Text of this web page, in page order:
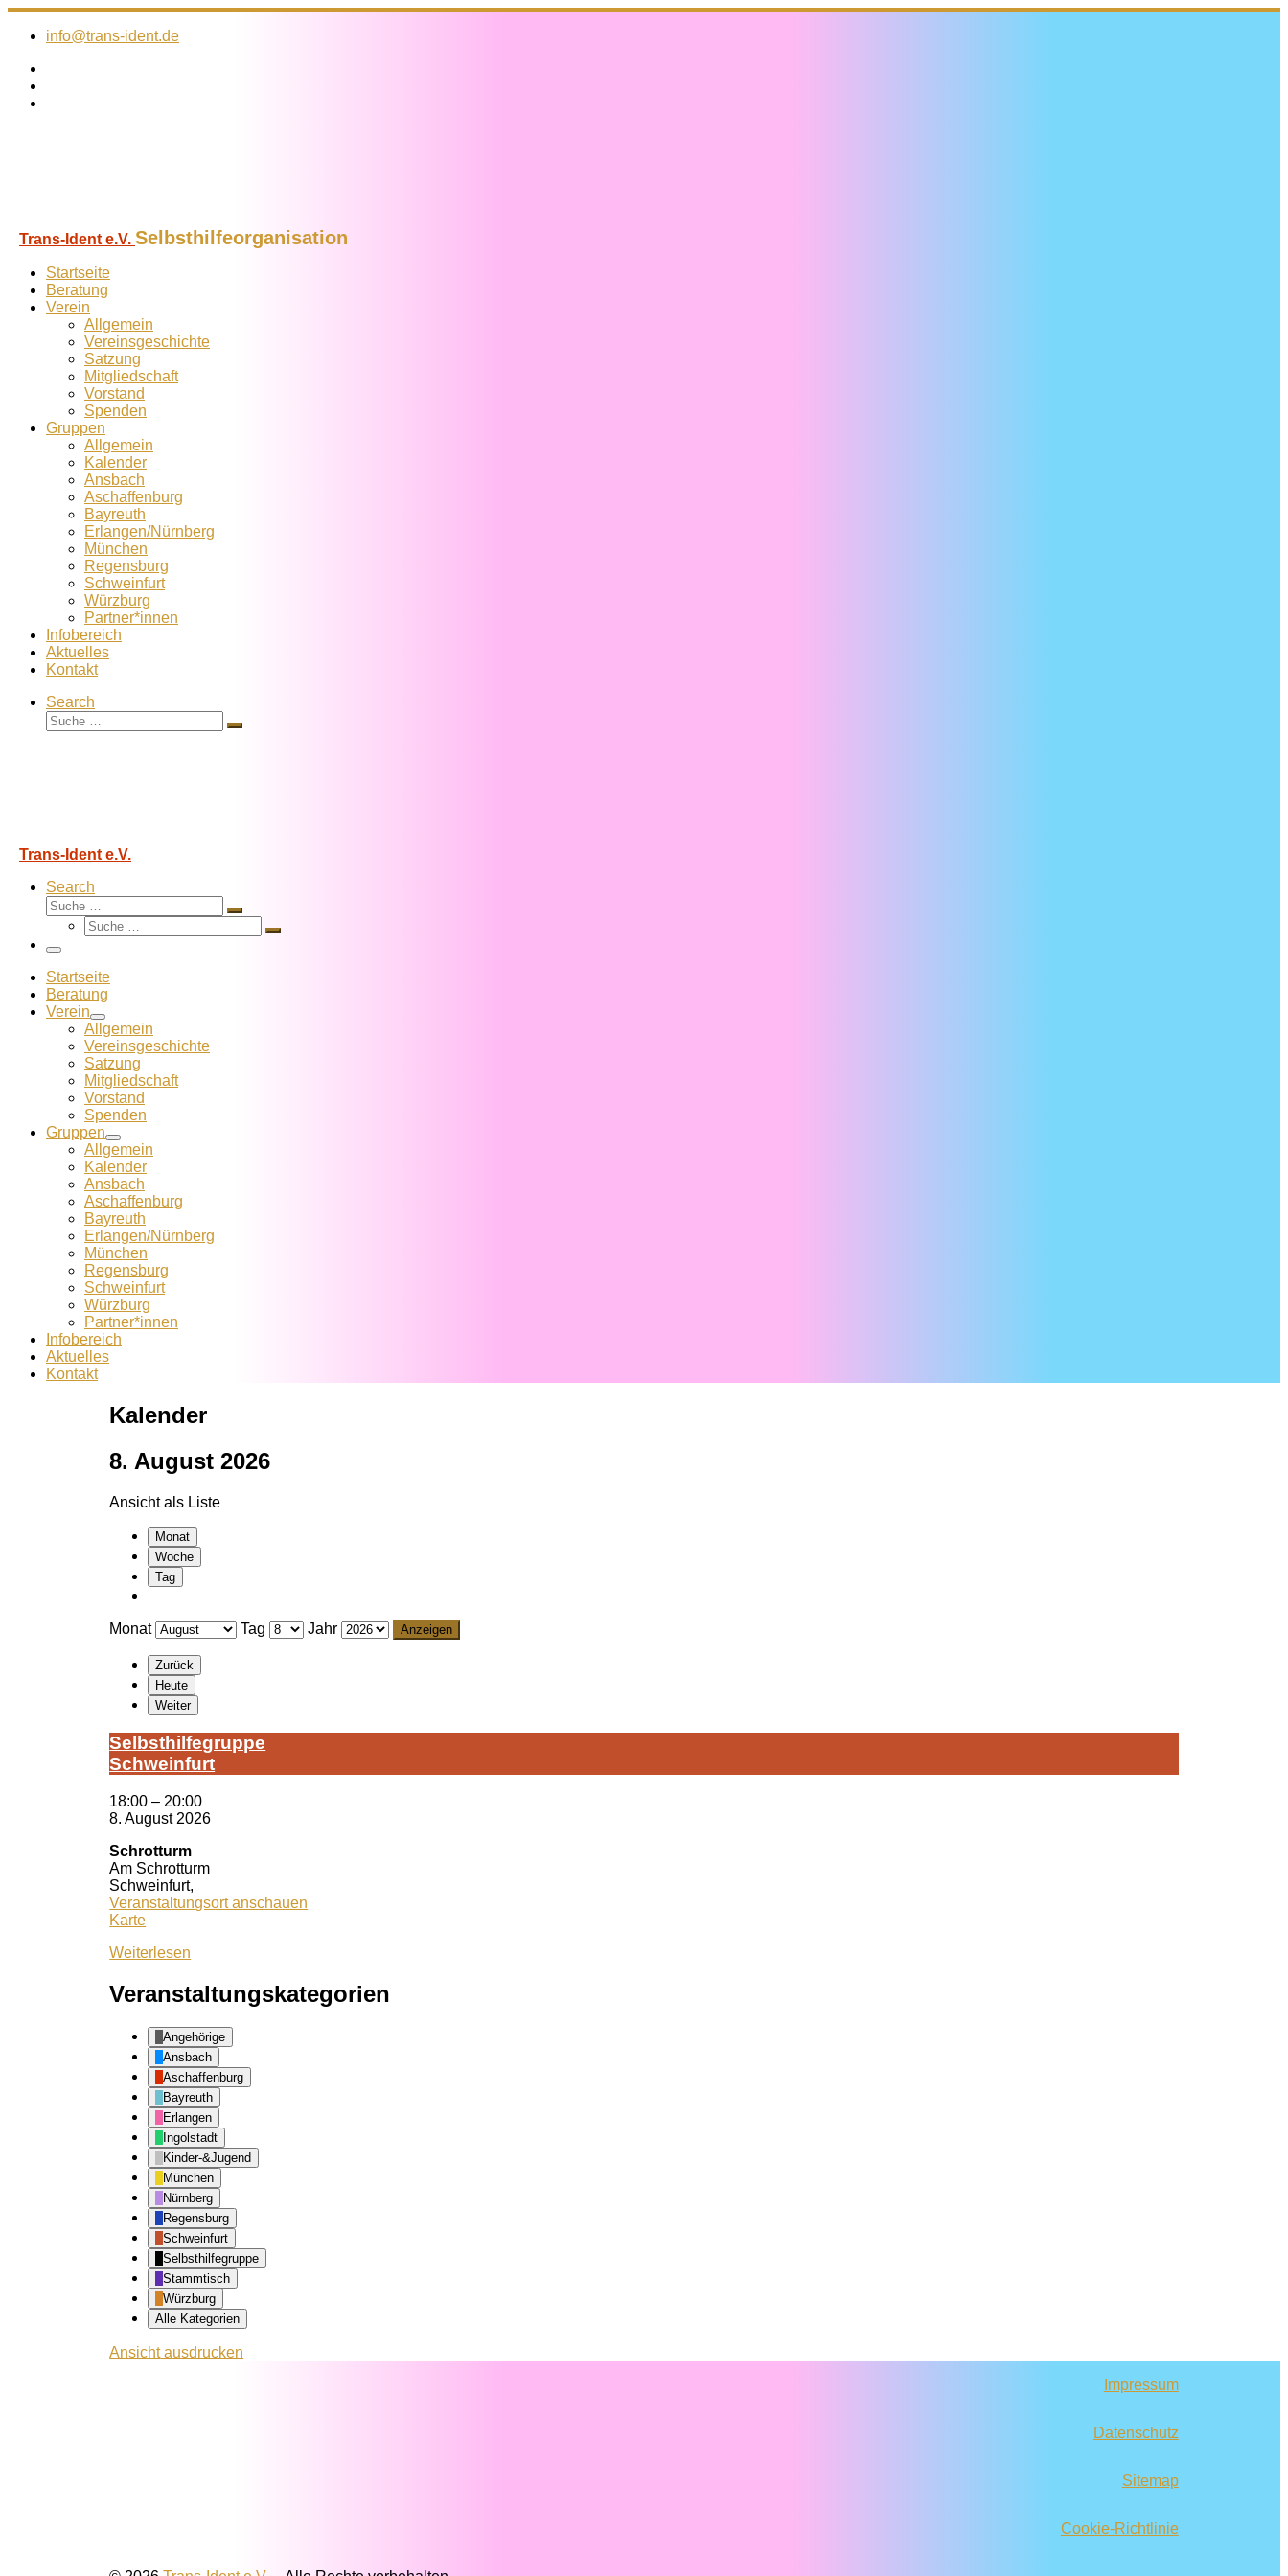
Zum
Inhalt
info@trans-ident.de
Trans-Ident e.V. Selbsthilfeorganisation
Startseite
Beratung
Verein
Allgemein
Vereins­geschichte
Satzung
Mitglied­schaft
Vorstand
Spenden
Gruppen
Allgemein
Kalender
Ansbach
Aschaffenburg
Bayreuth
Erlangen/Nürnberg
München
Regensburg
Schweinfurt
Würzburg
Partner*innen
Infobereich
Aktuelles
Kontakt
Search
Suche
Suche
Trans-Ident e.V.
Search
Suche
Suche
Suche
Suche
Menü
Startseite
Beratung
Verein
Allgemein
Vereins­geschichte
Satzung
Mitglied­schaft
Vorstand
Spenden
Gruppen
Allgemein
Kalender
Ansbach
Aschaffenburg
Bayreuth
Erlangen/Nürnberg
München
Regensburg
Schweinfurt
Würzburg
Partner*innen
Infobereich
Aktuelles
Kontakt
Kalender
8. August 2026
Ansicht als Liste
Monat
Woche
Tag
Monat Tag Jahr
Zurück
Heute
Weiter
Selbst­hil­fe­grup­pe
Schwein­furt
18:00 – 20:00
8. August 2026
Schrotturm
Am Schrotturm
Schweinfurt,
Veranstaltungsort anschauen
KarteSchrotturm
Weiterlesen
Veranstaltungskategorien
Angehörige
Ansbach
Aschaffenburg
Bayreuth
Erlangen
Ingolstadt
Kinder-&Jugend
München
Nürnberg
Regensburg
Schweinfurt
Selbsthilfegruppe
Stammtisch
Würzburg
Alle Kategorien
Ansichtausdrucken
Impressum
Datenschutz
Sitemap
Cookie-Richtlinie